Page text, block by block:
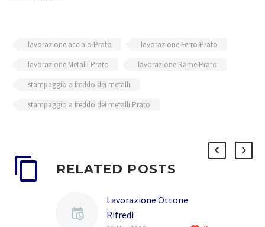
lavorazione acciaio Prato
lavorazione Ferro Prato
lavorazione Metalli Prato
lavorazione Rame Prato
stampaggio a freddo dei metalli
stampaggio a freddo dei metalli Prato
RELATED POSTS
Lavorazione Ottone
Rifredi